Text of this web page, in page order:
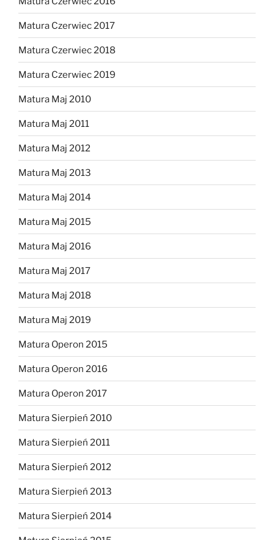
Matura Czerwiec 2017
Matura Czerwiec 2018
Matura Czerwiec 2019
Matura Maj 2010
Matura Maj 2011
Matura Maj 2012
Matura Maj 2013
Matura Maj 2014
Matura Maj 2015
Matura Maj 2016
Matura Maj 2017
Matura Maj 2018
Matura Maj 2019
Matura Operon 2015
Matura Operon 2016
Matura Operon 2017
Matura Sierpień 2010
Matura Sierpień 2011
Matura Sierpień 2012
Matura Sierpień 2013
Matura Sierpień 2014